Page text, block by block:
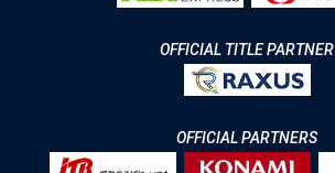
OFFICIAL TITLE PARTNER
OFFICIAL PARTNERS